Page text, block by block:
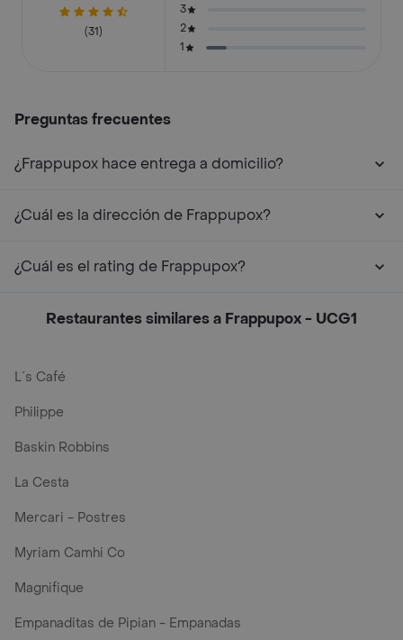
(31)
3
2
1
Preguntas frecuentes
¿Frappupox hace entrega a domicilio?
¿Cuál es la dirección de Frappupox?
¿Cuál es el rating de Frappupox?
Restaurantes similares a Frappupox - UCG1
L´s Café
Philippe
Baskin Robbins
La Cesta
Mercari - Postres
Myriam Camhi Co
Magnifique
Empanaditas de Pipian - Empanadas